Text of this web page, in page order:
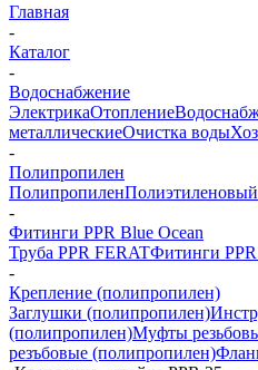
Главная
-
Каталог
-
Водоснабжение
ЭлектрикаОтопление
металлическиеОчистка воды
-
Полипропилен
Полипропилен
-
Фитинги PPR Blue Ocean
Труба PPR FERATФитинги
-
Крепление (полипропилен)
Заглушки (полипропилен)
(полипропилен)Муфты
резъбовые (полипропилен)